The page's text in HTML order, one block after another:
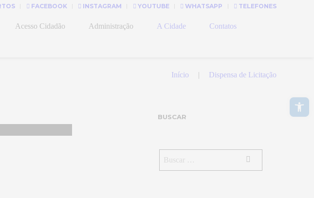
FACEBOOK INSTAGRAM YOUTUBE WHATSAPP TELEFONES
Acesso Cidadão Administração A Cidade Contatos
Início Dispensa de Licitação
BUSCAR
Abrir a barra de ferramentas